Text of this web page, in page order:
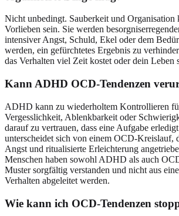
Nicht unbedingt. Sauberkeit und Organisation
Vorlieben sein. Sie werden
intensiver Angst, Schuld, Ekel oder dem
werden, ein gefürchtetes Ergebnis zu
das Verhalten viel Zeit kostet oder dein Leben
Kann ADHD OCD-Tendenzen
ADHD kann zu wiederholtem Kontrollieren
Vergesslichkeit, Ablenkbarkeit oder
darauf zu vertrauen, dass eine Aufgabe
unterscheidet sich von einem OCD-Kreislauf,
Angst und ritualisierte Erleichterung
Menschen haben sowohl ADHD als auch
Muster sorgfältig verstanden und nicht aus
Verhalten abgeleitet werden.
Wie kann ich OCD-Tendenzen